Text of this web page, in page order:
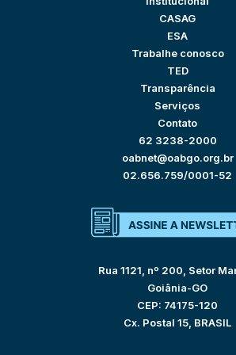
CASAG
ESA
Trabalhe conosco
TED
Transparência
Serviços
Contato
62 3238-2000
oabnet@oabgo.org.br
02.656.759/0001-52
Rua 1121, nº 200, Setor
Goiânia-GO
CEP: 74175-120
Cx. Postal 15, BRASIL